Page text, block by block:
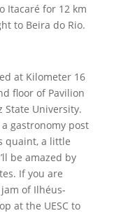
Itacaré for 12 km
to Beira do Rio.
at Kilometer 16
floor of Pavilion
State University.
gastronomy post
quaint, a little
be amazed by
If you are
of Ilhéus-
at the UESC to